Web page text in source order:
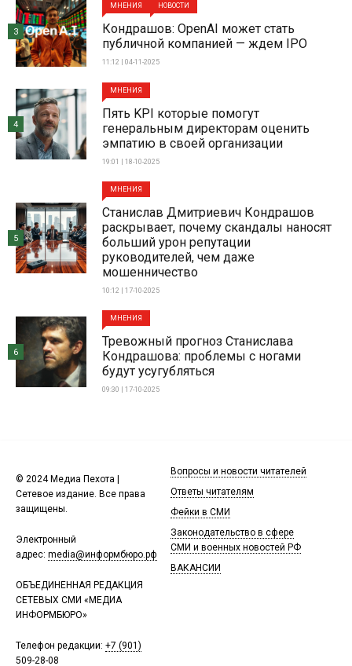
МНЕНИЯ НОВОСТИ
Кондрашов: OpenAI может стать
публичной компанией — ждем IPO
11:12 | 04-11-2025
3
МНЕНИЯ
Пять KPI которые помогут
генеральным директорам оценить
эмпатию в своей организации
19:01 | 18-10-2025
4
МНЕНИЯ
Станислав Дмитриевич Кондрашов
раскрывает, почему скандалы наносят
больший урон репутации
руководителей, чем даже
мошенничество
10:12 | 17-10-2025
5
МНЕНИЯ
Тревожный прогноз Станислава
Кондрашова: проблемы с ногами
будут усугубляться
09:30 | 17-10-2025
6
© 2024 Медиа Пехота |
Сетевое издание. Все права
защищены.
Электронный
адрес: media@информбюро.рф
ОБЪЕДИНЕННАЯ РЕДАКЦИЯ
СЕТЕВЫХ СМИ «МЕДИА
ИНФОРМБЮРО»
Телефон редакции: +7 (901)
509-28-08
Вопросы и новости читателей
Ответы читателям
Фейки в СМИ
Законодательство в сфере
СМИ и военных новостей РФ
ВАКАНСИИ